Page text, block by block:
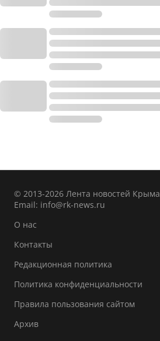
© 2013-2026 Лента новостей Крыма
Email: info@rk-news.ru
О нас
Контакты
Редакционная политика
Политика конфиденциальности
Правила пользования сайтом
Архив